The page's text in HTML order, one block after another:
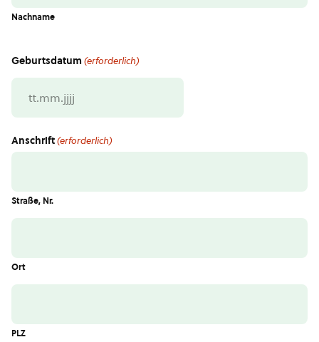
Nachname
Geburtsdatum (erforderlich)
MM
Anschrift(erforderlich)
Straße, Nr.
Ort
PLZ